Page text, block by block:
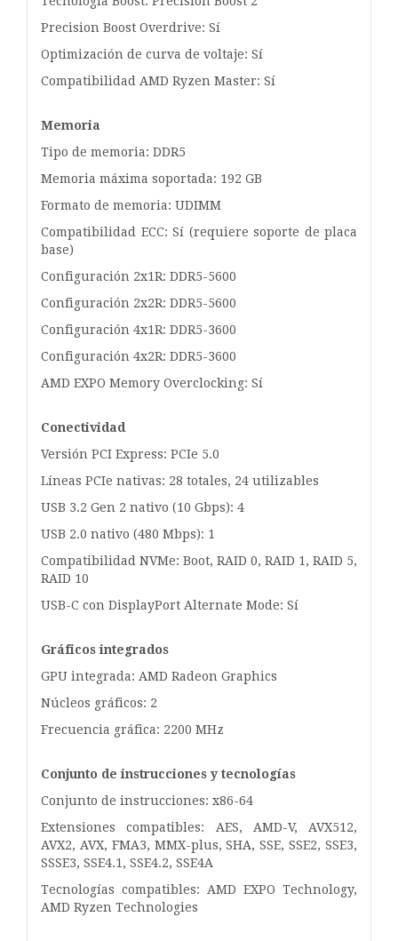
Precision Boost Overdrive: Sí
Optimización de curva de voltaje: Sí
Compatibilidad AMD Ryzen Master: Sí
Memoria
Tipo de memoria: DDR5
Memoria máxima soportada: 192 GB
Formato de memoria: UDIMM
Compatibilidad ECC: Sí (requiere soporte de placa
base)
Configuración 2x1R: DDR5-5600
Configuración 2x2R: DDR5-5600
Configuración 4x1R: DDR5-3600
Configuración 4x2R: DDR5-3600
AMD EXPO Memory Overclocking: Sí
Conectividad
Versión PCI Express: PCIe 5.0
Líneas PCIe nativas: 28 totales, 24 utilizables
USB 3.2 Gen 2 nativo (10 Gbps): 4
USB 2.0 nativo (480 Mbps): 1
Compatibilidad NVMe: Boot, RAID 0, RAID 1, RAID 5,
RAID 10
USB-C con DisplayPort Alternate Mode: Sí
Gráficos integrados
GPU integrada: AMD Radeon Graphics
Núcleos gráficos: 2
Frecuencia gráfica: 2200 MHz
Conjunto de instrucciones y tecnologías
Conjunto de instrucciones: x86-64
Extensiones compatibles: AES, AMD-V, AVX512,
AVX2, AVX, FMA3, MMX-plus, SHA, SSE, SSE2, SSE3,
SSSE3, SSE4.1, SSE4.2, SSE4A
Tecnologías compatibles: AMD EXPO Technology,
AMD Ryzen Technologies